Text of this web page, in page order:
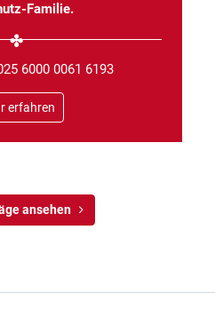
Familie.
6000 0061 6193
erfahren
ansehen